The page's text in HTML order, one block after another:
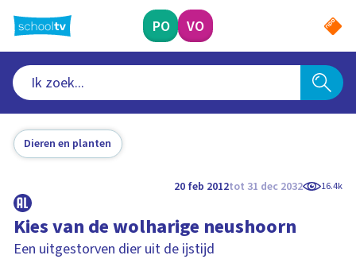
naar
hoofdinhoud
PO VO
Dieren en planten
20 feb 2012tot 31 dec 2032 16.4k
Kies van de wolharige neushoorn
Een uitgestorven dier uit de ijstijd